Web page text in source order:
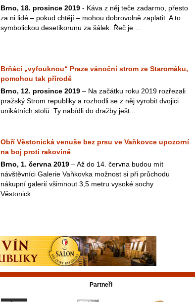
Brno, 18. prosince 2019 - Káva z něj teče zadarmo, přesto
za ni lidé – pokud chtějí – mohou dobrovolně zaplatit. A to
symbolickou desetikorunu za šálek. Řeč je ...
Brňáci „vyfouknou“ Praze vánoční strom ze Staromáku,
pomohou tak přírodě
Brno, 12. prosince 2019 – Na začátku roku 2019 rozřezali
pražský Strom republiky a rozhodli se z něj vyrobit dvojici
unikátních stolů. Ty nabídli do dražby ješt...
Obří Věstonická venuše bez prsu ve Vaňkovce upozorní
na boj proti rakovině
Brno, 1. června 2019 – Až do 14. června budou mít
návštěvníci Galerie Vaňkovka možnost si při průchodu
nákupní galerií všimnout 3,5 metru vysoké sochy
Věstonick...
Partneři